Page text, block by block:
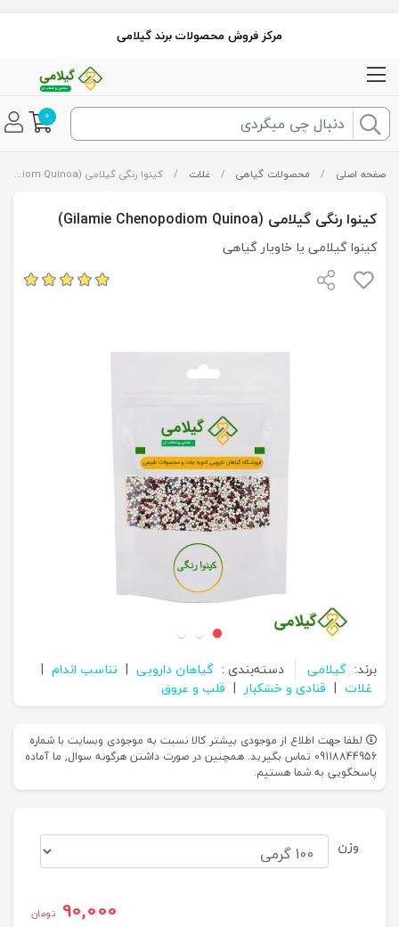
مرکز فروش محصولات برند گیلامی
0
صفحه اصلی / محصولات گیاهی / غلات / کینوا رنگی گیلامی (Gilamie Chenopodiom Quinoa)
کینوا رنگی گیلامی (Gilamie Chenopodiom Quinoa)
کینوا گیلامی یا خاویار گیاهی
برند: گیلامی دسته‌بندی : گیاهان دارویی | تناسب اندام |
غلات | قنادی و خشکبار | قلب و عروق
لطفا جهت اطلاع از موجودی بیشتر کالا نسبت به موجودی وبسایت با شماره
09118844956 تماس بگیرید. همچنین در صورت داشتن هرگونه سوال, ما آماده
پاسخگویی به شما هستیم.
وزن
90,000 تومان